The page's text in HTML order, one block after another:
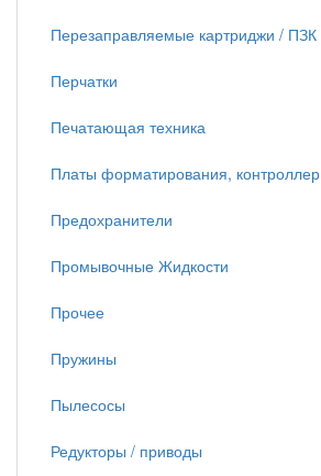
Перезаправляемые картриджи / ПЗК
Перчатки
Печатающая техника
Платы форматирования, контроллер
Предохранители
Промывочные Жидкости
Прочее
Пружины
Пылесосы
Редукторы / приводы